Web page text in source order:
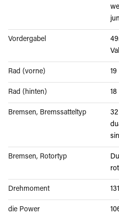
Vordergabel
Rad (vorne)
Rad (hinten)
Bremsen, Bremssatteltyp
Bremsen, Rotortyp
Drehmoment
die Power